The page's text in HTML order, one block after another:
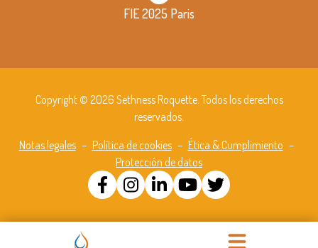
FIE 2025 Paris
Copyright © 2026 Sethness Roquette. Todos los derechos
reservados.
Notas legales– Política de cookies– Ética & Cumplimiento –
Protección de datos